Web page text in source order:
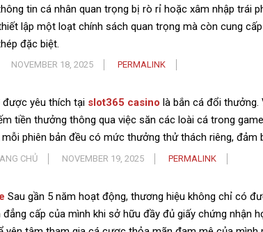
tin cá nhân quan trọng bị rò rỉ hoặc xâm nhập trái
lập một loạt chính sách quan trọng mà còn cung
đặc biệt.
NOVEMBER 18, 2025 PERMALINK
yêu thích tại slot365 casino là bắn cá đổi
tiền thưởng thông qua việc săn các loài cá trong
mỗi phiên bản đều có mức thưởng thử thách riêng, đảm
CHỦ NOVEMBER 19, 2025 PERMALINK
Sau gần 5 năm hoạt động, thương hiệu không chỉ có
cấp của mình khi sở hữu đầy đủ giấy chứng nhận